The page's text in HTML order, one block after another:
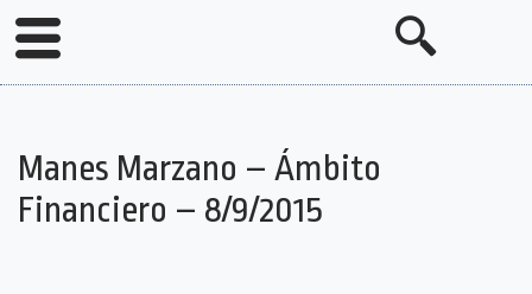
Manes Marzano – Ámbito
Financiero – 8/9/2015